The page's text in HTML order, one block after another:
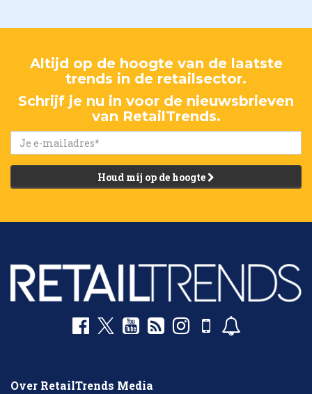
Altijd op de hoogte van de laatste
trends in de retailsector.
Schrijf je nu in voor de nieuwsbrieven
van RetailTrends.
Houd mij op de hoogte
Over RetailTrends Media